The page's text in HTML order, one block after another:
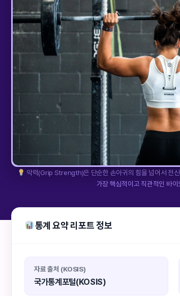
악력(Grip Strength)은 단순한 손아귀의 힘을 넘어서 전
가장 핵심적이고 직관적인 바
통계 요약 리포트 정보
자료 출처 (KOSIS)
국가통계포털(KOSIS)